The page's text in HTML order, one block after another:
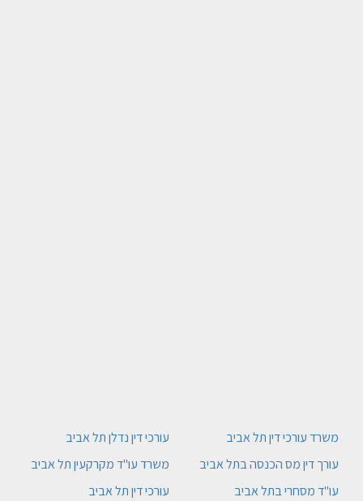
משרד עורכי דין תל אביב
עורך דין מס הכנסה בתל אביב
עו"ד מסחרי בתל אביב
עורכי דין נדלן תל אביב
משרד עו"ד מקרקעין תל אביב
עורכי דין תל אביב